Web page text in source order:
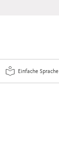
Einfache Sprache